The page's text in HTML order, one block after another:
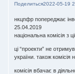
Поделиться2022-05-19
нкцпфр попереджає
25.04.2019
національна комісія з
ці “проекти” не
україни. також
комісія вбачає в